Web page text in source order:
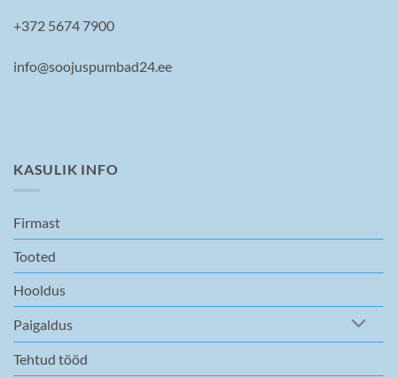
+372 5674 7900
info@soojuspumbad24.ee
KASULIK INFO
Firmast
Tooted
Hooldus
Paigaldus
Tehtud tööd